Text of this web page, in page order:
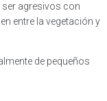
ser agresivos con
entre la vegetación y
de pequeños